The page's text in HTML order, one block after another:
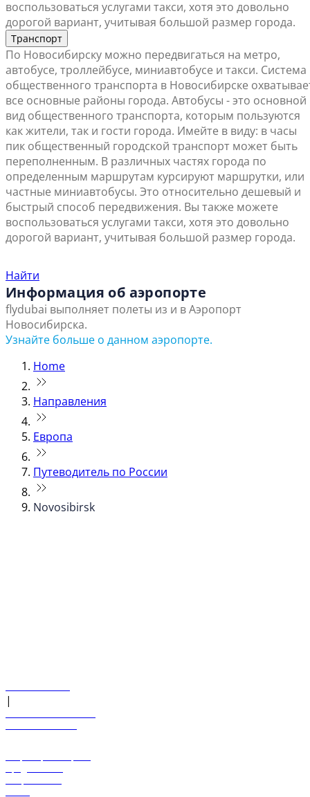
воспользоваться услугами такси, хотя это довольно
дорогой вариант, учитывая большой размер города.
Транспорт
По Новосибирску можно передвигаться на метро,
автобусе, троллейбусе, миниавтобусе и такси. Система
общественного транспорта в Новосибирске
все основные районы города. Автобусы - это основной
вид общественного транспорта, которым пользуются
как жители, так и гости города. Имейте в виду: в часы
пик общественный городской транспорт может быть
переполненным. В различных частях города по
определенным маршрутам курсируют маршрутки, или
частные миниавтобусы. Это относительно дешевый и
быстрый способ передвижения. Вы также можете
воспользоваться услугами такси, хотя это довольно
дорогой вариант, учитывая большой размер города.
Найти
Информация об аэропорте
flydubai выполняет полеты из и в Аэропорт
Новосибирска.
Узнайте больше о данном аэропорте.
Home
Направления
Европа
Путеводитель по России
Novosibirsk
|